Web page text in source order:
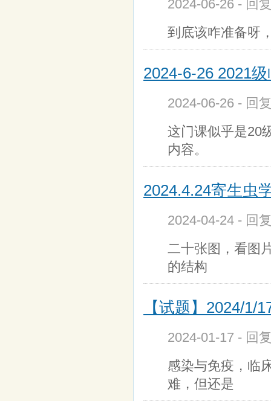
2024-06-26 - 回
到底该咋准备呀
2024-6-26 2021
2024-06-26 - 回
这门课似乎是20
内容。
2024.4.24寄生虫
2024-04-24 - 回
二十张图，看图
的结构
【试题】2024/1/
2024-01-17 - 回
感染与免疫，临
难，但还是